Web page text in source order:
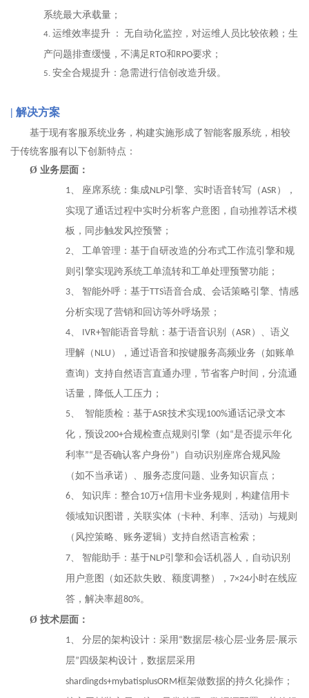
系统最大承载量；
4. 运维效率提升 ： 无自动化监控 ，对运维人员比较依赖；生
产问题排查缓慢，不满足 RTO和 RPO要求 ；
5. 安全合规提升：急需进行信创改造升级。
| 解决方案
基于现有客服系统业务，构建实施形成了智能客服系统，相较
于传统客服有以下创新特点：
Ø 业务层面：
1、 座席系统：集成NLP引擎、实时语音转写（ASR ），
实现了通话过程中实时分析客户意图，自动推荐话术模
板，同步触发风控预警；
2、 工单管理：基于自研改造的分布式工作流引擎和规
则引擎实现跨系统工单流转和工单处理预警功能；
3、 智能外呼：基于TTS语音合成、会话策略引擎、情感
分析实现了营销和回访等外呼场景；
4、 IVR+智能语音导航：基于语音识别（ASR ）、语义
理解（ NLU ），通过语音和按键服务高频业务（如账单
查询）支持自然语言直通办理，节省客户时间，分流通
话量，降低人工压力；
5、
智能质检： 基于ASR技术实现100%通话记录文本
化 ， 预设200+合规检查点规则引擎 （如“是否提示年化
利率”“是否确认客户身份” ）
自动识别座席合规风险
（如不当承诺）、服务态度问题、业务知识盲点；
6、 知识库： 整合10万+信用卡业务规则，构建信用卡
领域知识图谱，关联实体（卡种、利率、活动）与规则
（风控策略、账务逻辑）支持自然语言检索 ；
7、 智能助手：基于NLP引擎和会话机器人 ， 自动识别
用户意图（如还款失败、额度调整）
， 7×24小时在线应
答，解决率超80%。
Ø 技术层面：
1、 分层的架构设计： 采用 “数据层-核心层-业务层-展示
层” 四级架构设计 ，数据层采用
shardingds+mybatisplusORM框架做数据的持久化操作；